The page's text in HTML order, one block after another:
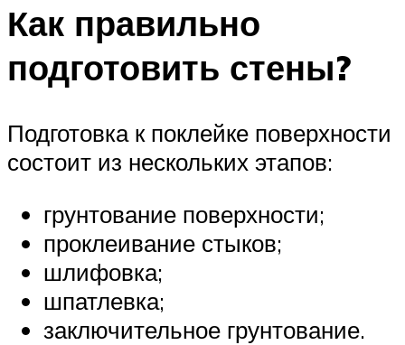
Как правильно
подготовить стены?
Подготовка к поклейке поверхности
состоит из нескольких этапов:
грунтование поверхности;
проклеивание стыков;
шлифовка;
шпатлевка;
заключительное грунтование.